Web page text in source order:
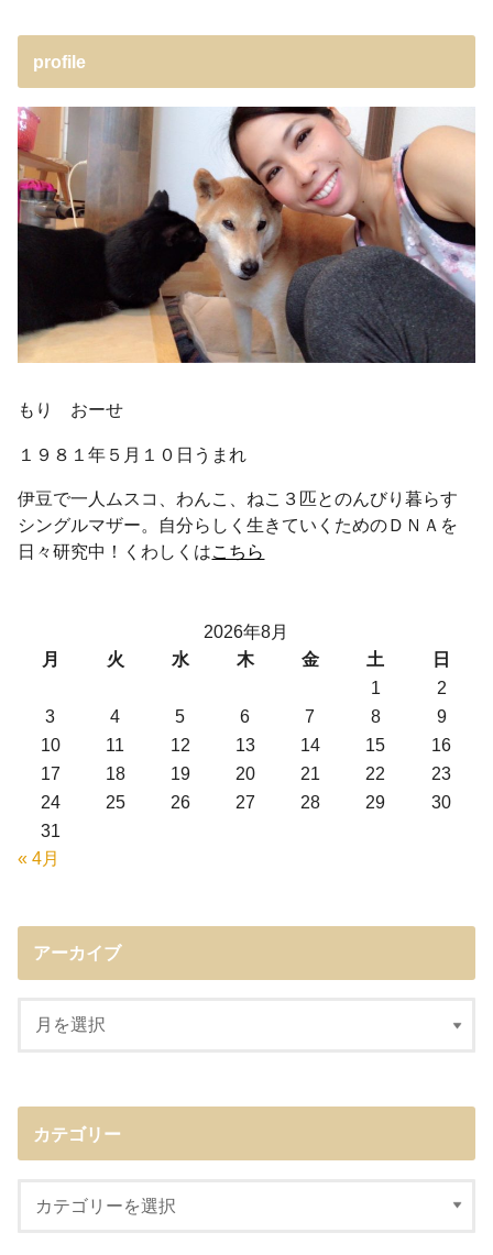
profile
もり おーせ
１９８１年５月１０日うまれ
伊豆で一人ムスコ、わんこ、ねこ３匹とのんびり暮らす
シングルマザー。自分らしく生きていくためのＤＮＡを
日々研究中！くわしくはこちら
2026年8月
月
火 水 木 金 土
日
1
2
3
4 5 6 7 8
9
10
11 12 13 14 15
16
17
18 19 20 21 22
23
24
25 26 27 28 29
30
31
« 4月
アーカイブ
カテゴリー